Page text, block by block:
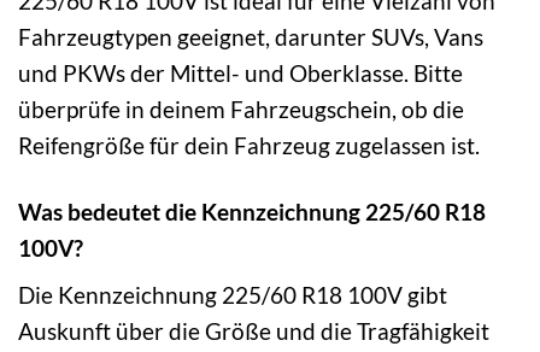
Fahrzeugtypen geeignet, darunter SUVs, Vans
und PKWs der Mittel- und Oberklasse. Bitte
überprüfe in deinem Fahrzeugschein, ob die
Reifengröße für dein Fahrzeug zugelassen ist.
Was bedeutet die Kennzeichnung 225/60 R18
100V?
Die Kennzeichnung 225/60 R18 100V gibt
Auskunft über die Größe und die Tragfähigkeit